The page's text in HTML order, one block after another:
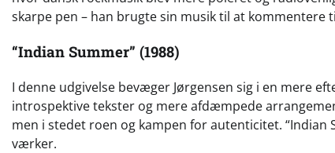
skarpe pen – han brugte sin musik til at
“Indian Summer” (1988)
I denne udgivelse bevæger Jørgensen sig i en mere
introspektive tekster og mere afdæmpede
men i stedet roen og kampen for autenticitet.
værker.